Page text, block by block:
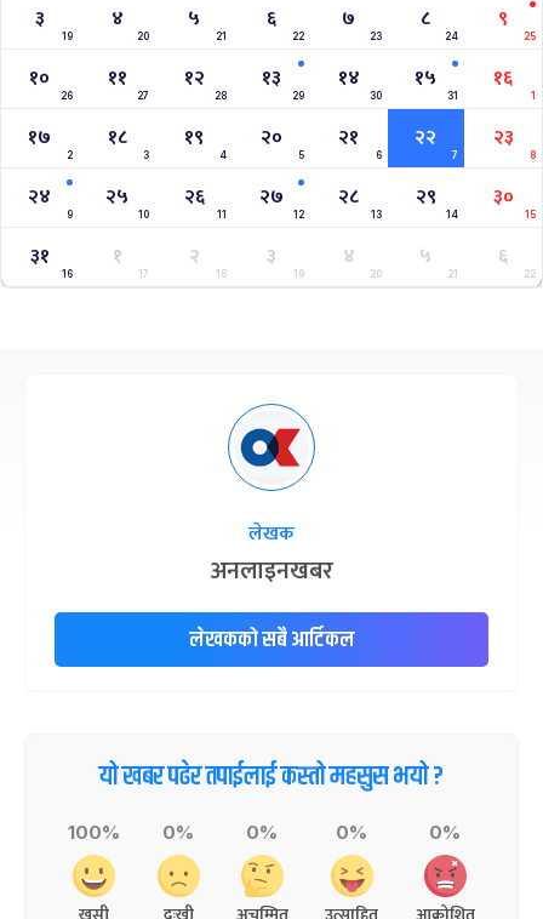
३
19
४
20
५
21
६
22
७
23
८
24
९
25
१०
26
११
27
१२
28
१३
29
१४
30
१५
31
१६
1
१७
2
१८
3
१९
4
२०
5
२१
6
२२
7
२३
8
२४
9
२५
10
२६
11
२७
12
२८
13
२९
14
३०
15
३१
16
१
17
२
18
३
19
४
20
५
21
६
22
लेखक
अनलाइनखबर
लेखकको सबै आर्टिकल
यो खबर पढेर तपाईलाई कस्तो महसुस भयो ?
100% 0% 0% 0% 0%